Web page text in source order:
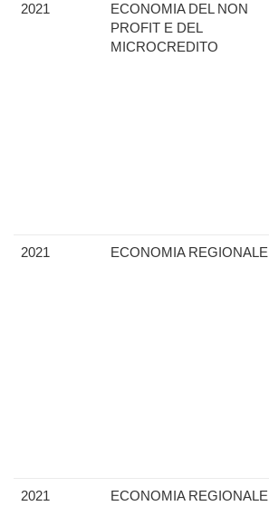
2021
ECONOMIA DEL NON
PROFIT E DEL
MICROCREDITO
2021 ECONOMIA REGIONALE
2021 ECONOMIA REGIONALE